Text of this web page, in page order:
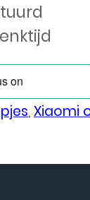
,Xiaomi